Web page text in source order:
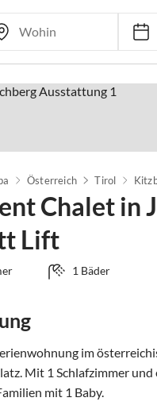
Österreich Tirol
Chalet in
Lift
1 Bäder
im
Mit 1 Schlafzimmer
mit 1 Baby.